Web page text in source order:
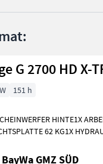
151 h
HINTE1X
62 KG1X
BayWa GMZ SÜD